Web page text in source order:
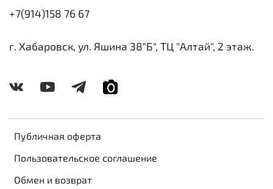
Публичная оферта
Пользовательское соглашение
Обмен и возврат
+7(914)158 76 67
г. Хабаровск, ул. Яшина 38"Б", ТЦ "Алтай", 2 этаж.